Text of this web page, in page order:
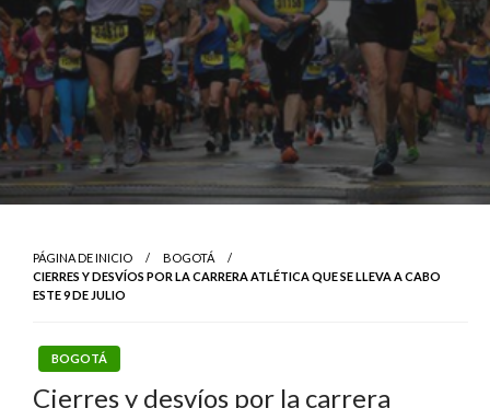
PÁGINA DE INICIO
BOGOTÁ
CIERRES Y DESVÍOS POR LA CARRERA ATLÉTICA QUE SE LLEVA A CABO
ESTE 9 DE JULIO
BOGOTÁ
Cierres y desvíos por la carrera